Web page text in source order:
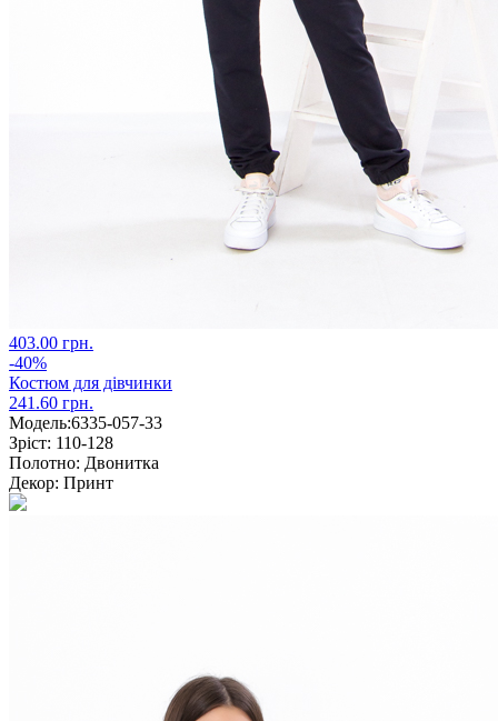
403.00 грн.
-40%
Костюм для дівчинки
241.60 грн.
Модель:6335-057-33
Зріст: 110-128
Полотно: Двонитка
Декор: Принт